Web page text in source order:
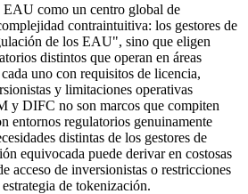
como un centro global de
contraintuitiva: los gestores de
de los EAU", sino que eligen
distintos que operan en áreas
uno con requisitos de licencia,
y limitaciones operativas
y DIFC no son marcos que compiten
entornos regulatorios genuinamente
distintas de los gestores de
equivocada puede derivar en costosas
acceso de inversionistas o restricciones
de tokenización.